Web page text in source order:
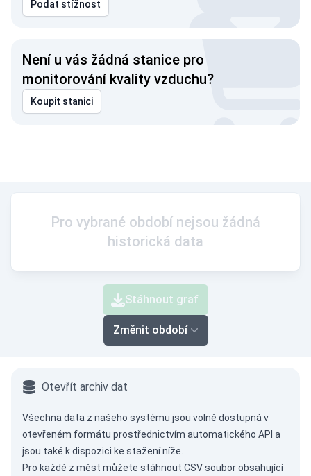
Podat stížnost
Není u vás žádná stanice pro
monitorování kvality vzduchu?
Koupit stanici
Pro vybrané období nejsou žádná
historická data
Stáhnout graf
Změnit období
Otevřít archiv dat
Všechna data z našeho systému jsou volně dostupná v
otevřeném formátu prostřednictvím automatického API a
jsou také k dispozici ke stažení níže.
Pro každé z měst můžete stáhnout CSV soubor obsahující